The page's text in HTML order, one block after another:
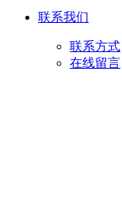
联系我们
联系方式
在线留言